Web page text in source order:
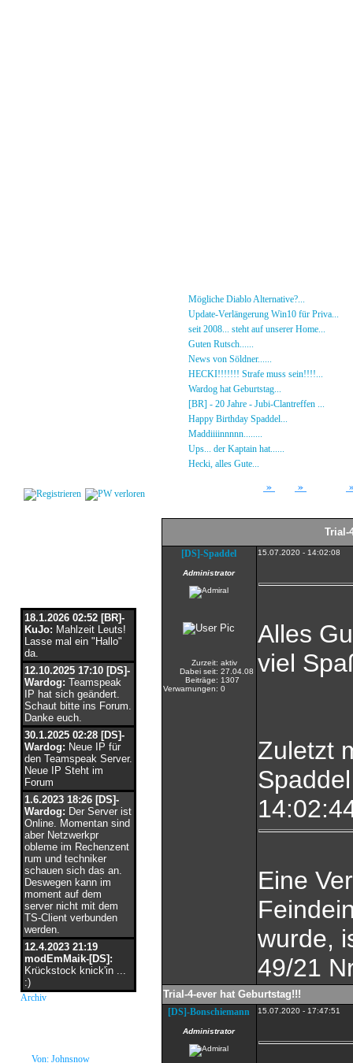
18.1.2026 02:52 [BR]-
KuJo: Mahlzeit Leuts!
Lasse mal ein "Hallo"
da.
12.10.2025 17:10 [DS]-
Wardog: Teamspeak
IP hat sich geändert.
Schaut bitte ins Forum.
Danke euch.
30.1.2025 02:28 [DS]-
Wardog: Neue IP für
den Teamspeak Server.
Neue IP Steht im
Forum
1.6.2023 18:26 [DS]-
Wardog: Der Server ist
Online. Momentan sind
aber Netzwerkpr
obleme im Rechenzent
rum und techniker
schauen sich das an.
Deswegen kann im
moment auf dem
server nicht mit dem
TS-Client verbunden
werden.
12.4.2023 21:19
modEmMaik-[DS]:
Krückstock knick'in ...
:)
Archiv
Von: Johnsnow
Mögliche Diablo Alternative?...
Update-Verlängerung Win10 für Priva...
seit 2008... steht auf unserer Home...
Guten Rutsch......
News von Söldner......
HECKI!!!!!!! Strafe muss sein!!!!...
Wardog hat Geburtstag...
[BR] - 20 Jahre - Jubi-Clantreffen ...
Happy Birthday Spaddel...
Maddiiiinnnnn........
Ups... der Kaptain hat......
Hecki, alles Gute...
» »
Trial-
[DS]-Spaddel
Administrator
Zurzeit: aktiv
Dabei seit: 27.04.08
Beiträge: 1307
Verwarnungen: 0
15.07.2020 - 14:02:08
Alles
viel
Zuletzt
Eine
wurde,
49/21
Trial-4-ever hat Geburtstag!!!
[DS]-Bonschiemann
Administrator
15.07.2020 - 17:47:51